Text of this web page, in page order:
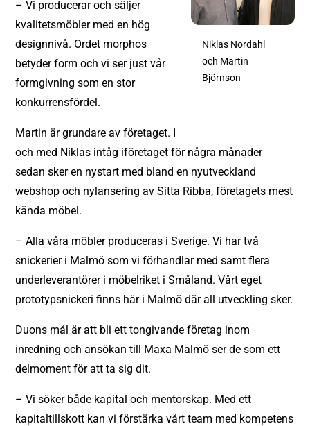
Niklas Nordahl
och Martin
Björnson
– Vi producerar och säljer
kvalitetsmöbler med en hög
designnivå. Ordet morphos
betyder form och vi ser just vår
formgivning som en stor
konkurrensfördel.
Martin är grundare av företaget. I
och med Niklas intåg iföretaget för några månader
sedan sker en nystart med bland en nyutveckland
webshop och nylansering av Sitta Ribba, företagets mest
kända möbel.
– Alla våra möbler produceras i Sverige. Vi har två
snickerier i Malmö som vi förhandlar med samt flera
underleverantörer i möbelriket i Småland. Vårt eget
prototypsnickeri finns här i Malmö där all utveckling sker.
Duons mål är att bli ett tongivande företag inom
inredning och ansökan till Maxa Malmö ser de som ett
delmoment för att ta sig dit.
– Vi söker både kapital och mentorskap. Med ett
kapitaltillskott kan vi förstärka vårt team med kompetens